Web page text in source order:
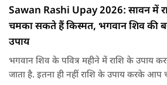
Sawan Rashi Upay 2026: सावन में
चमका सकते हैं किस्मत, भगवान शिव की
उपाय
भगवान शिव के पवित्र महीने में राशि के उपाय
जाता है. इतना ही नहीं राशि के उपाय करके